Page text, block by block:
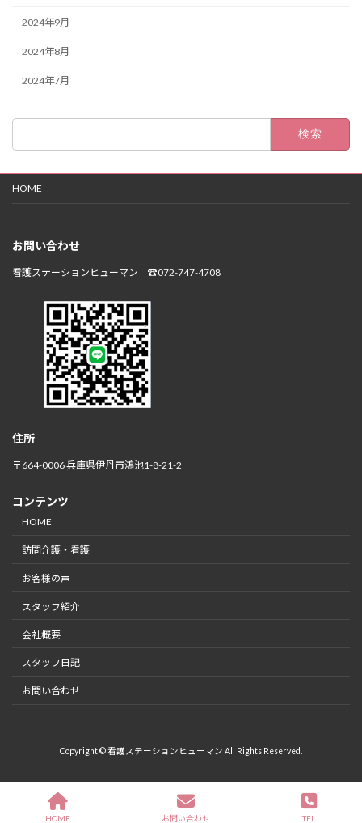
2024年9月
2024年8月
2024年7月
HOME
お問い合わせ
看護ステーションヒューマン ☎072-747-4708
住所
〒664-0006 兵庫県伊丹市鴻池1-8-21-2
コンテンツ
HOME
訪問介護・看護
お客様の声
スタッフ紹介
会社概要
スタッフ日記
お問い合わせ
Copyright © 看護ステーションヒューマン All Rights Reserved.
HOME お問い合わせ TEL